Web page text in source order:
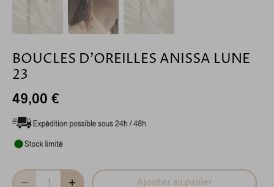
BOUCLES D'OREILLES ANISSA LUNE
23
49,00 €
Ajouter au panier